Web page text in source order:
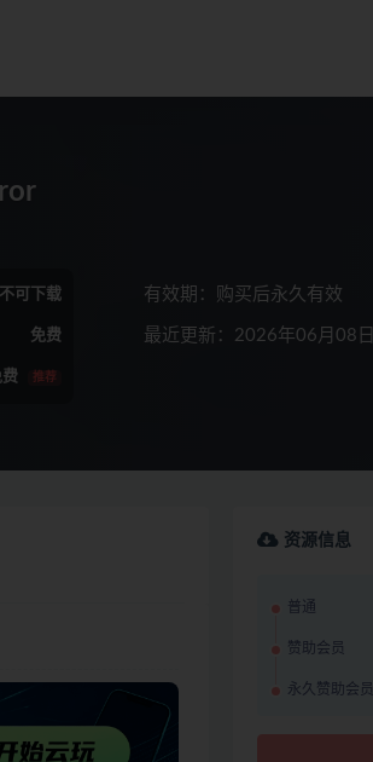
不可下载
免费
费 推荐
有效期：购买后永久有效
最近更新：2026年06月08日
资源信息
普通
赞助会员
永久赞助会员